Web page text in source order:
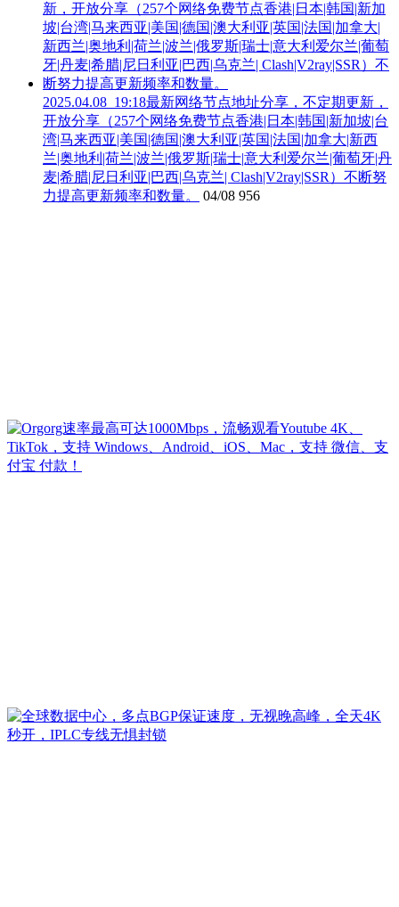
2025.04.08_19:18最新网络节点地址分享，不定期更新，
开放分享（257个网络免费节点香港|日本|韩国|新加坡|台
湾|马来西亚|美国|德国|澳大利亚|英国|法国|加拿大|新西
兰|奥地利|荷兰|波兰|俄罗斯|瑞士|意大利爱尔兰|葡萄牙|丹
麦|希腊|尼日利亚|巴西|乌克兰| Clash|V2ray|SSR）不断努
力提高更新频率和数量。
04/08 956